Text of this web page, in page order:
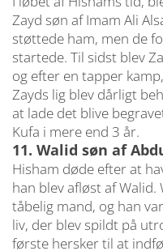
Zayd søn af Imam Ali
støttede ham, men de
startede. Til sidst blev
og efter en tapper
Zayds lig blev dårligt
at lade det blive
Kufa i mere end 3 år.
11. Walid søn af
Hisham døde efter at
han blev afløst af Walid.
tåbelig mand, og han
liv, der blev spildt på
første hersker til at